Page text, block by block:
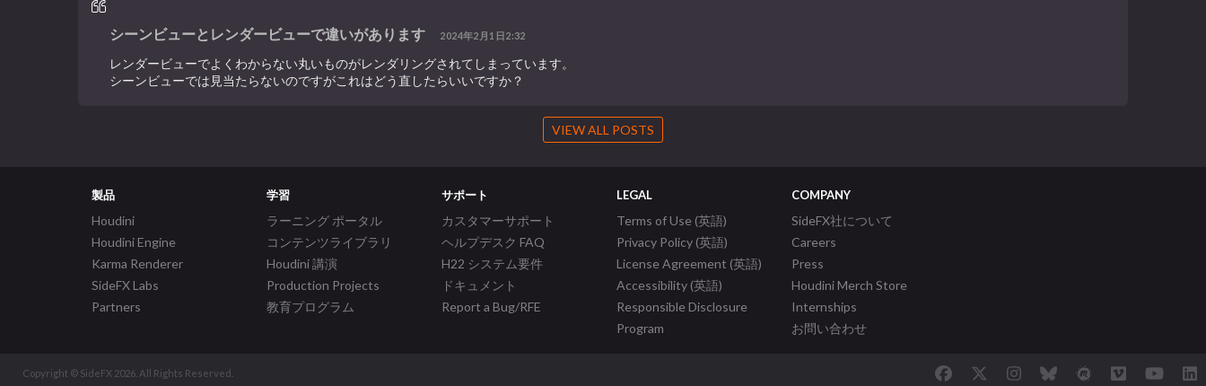
シーンビューとレンダービューで違いがあります 2024年2月1日2:32
レンダービューでよくわからない丸いものがレンダリングされてしまっています。
シーンビューでは見当たらないのですがこれはどう直したらいいですか？
VIEW ALL POSTS
製品
Houdini
Houdini Engine
Karma Renderer
SideFX Labs
Partners
学習
ラーニング ポータル
コンテンツライブラリ
Houdini 講演
Production Projects
教育プログラム
サポート
カスタマーサポート
ヘルプデスク FAQ
H22 システム要件
ドキュメント
Report a Bug/RFE
LEGAL
Terms of Use (英語)
Privacy Policy (英語)
License Agreement (英語)
Accessibility (英語)
Responsible Disclosure
Program
COMPANY
SideFX社について
Careers
Press
Houdini Merch Store
Internships
お問い合わせ
Copyright © SideFX 2026. All Rights Reserved.